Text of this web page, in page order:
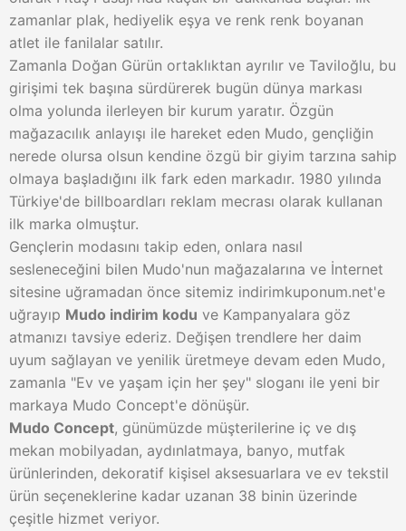
zamanlar plak, hediyelik eşya ve renk renk boyanan
atlet ile fanilalar satılır.
Zamanla Doğan Gürün ortaklıktan ayrılır ve Taviloğlu, bu
girişimi tek başına sürdürerek bugün dünya markası
olma yolunda ilerleyen bir kurum yaratır. Özgün
mağazacılık anlayışı ile hareket eden Mudo, gençliğin
nerede olursa olsun kendine özgü bir giyim tarzına sahip
olmaya başladığını ilk fark eden markadır. 1980 yılında
Türkiye'de billboardları reklam mecrası olarak kullanan
ilk marka olmuştur.
Gençlerin modasını takip eden, onlara nasıl
sesleneceğini bilen Mudo'nun mağazalarına ve İnternet
sitesine uğramadan önce sitemiz indirimkuponum.net'e
uğrayıp Mudo indirim kodu ve Kampanyalara göz
atmanızı tavsiye ederiz. Değişen trendlere her daim
uyum sağlayan ve yenilik üretmeye devam eden Mudo,
zamanla "Ev ve yaşam için her şey" sloganı ile yeni bir
markaya Mudo Concept'e dönüşür.
Mudo Concept, günümüzde müşterilerine iç ve dış
mekan mobilyadan, aydınlatmaya, banyo, mutfak
ürünlerinden, dekoratif kişisel aksesuarlara ve ev tekstil
ürün seçeneklerine kadar uzanan 38 binin üzerinde
çeşitle hizmet veriyor.